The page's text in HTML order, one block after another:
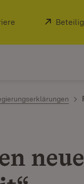
(Öffnet in neuem
Extern: